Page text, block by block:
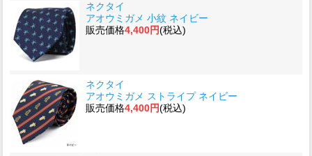
ネクタイ
アオウミガメ 小紋 ネイビー
販売価格4,400円(税込)
ネクタイ
アオウミガメ ストライプ ネイビー
販売価格4,400円(税込)